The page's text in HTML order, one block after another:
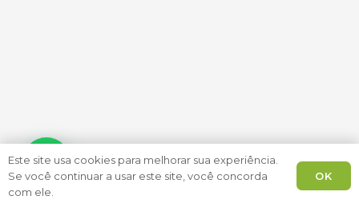
Este site usa cookies para melhorar sua experiência.
Se você continuar a usar este site, você concorda
com ele.
OK